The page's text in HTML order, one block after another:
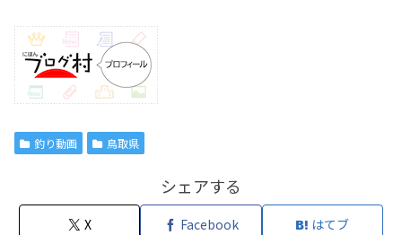
釣り動画 鳥取県
シェアする
X Facebook はてブ